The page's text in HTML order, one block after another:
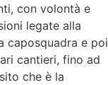
con volontà e
legate alla
caposquadra e poi
cantieri, fino ad
che è la